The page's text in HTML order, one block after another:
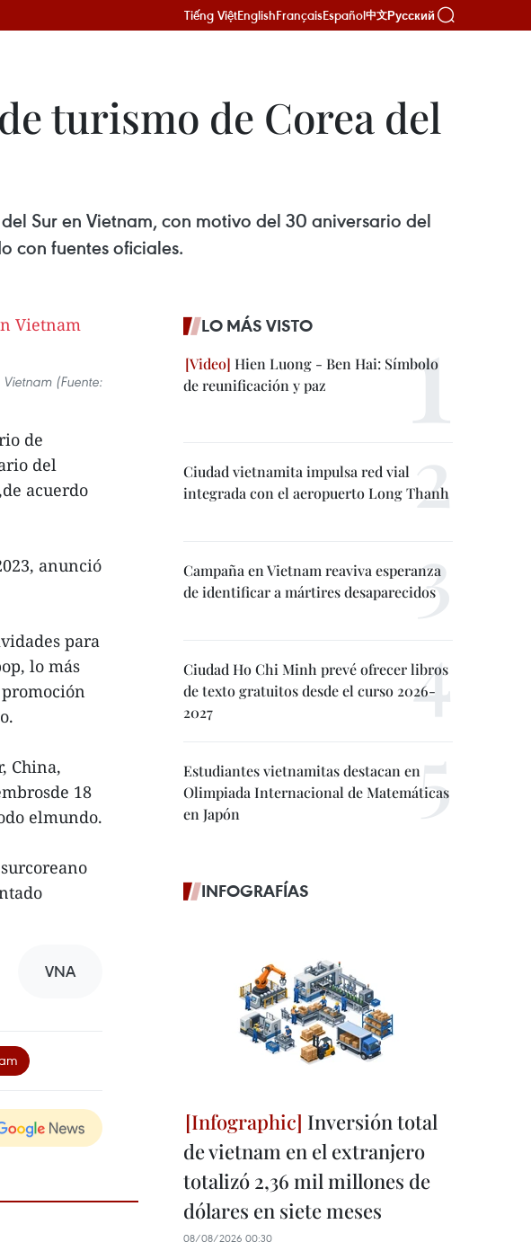
Tiếng ViệtEnglishFrançaisEspañol中文Русский
turismo de Corea del
Sur en Vietnam, con motivo del 30 aniversario del
con fuentes oficiales.
(Fuente:
de
del
acuerdo
anunció
para
lo más
China,
18
elmundo.
VNA
LO MÁS VISTO
Hien Luong - Ben Hai: Símbolo
de reunificación y paz
Ciudad vietnamita impulsa red vial
integrada con el aeropuerto Long Thanh
Campaña en Vietnam reaviva esperanza
de identificar a mártires desaparecidos
Ciudad Ho Chi Minh prevé ofrecer libros
de texto gratuitos desde el curso 2026-
2027
Estudiantes vietnamitas destacan en
Olimpiada Internacional de Matemáticas
en Japón
INFOGRAFÍAS
Inversión total
de vietnam en el extranjero
totalizó 2,36 mil millones de
dólares en siete meses
08/08/2026 00:30